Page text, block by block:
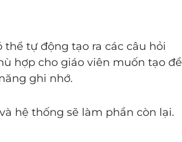
tự động tạo ra các câu hỏi
hợp cho giáo viên muốn tạo đề
ghi nhớ.
hệ thống sẽ làm phần còn lại.